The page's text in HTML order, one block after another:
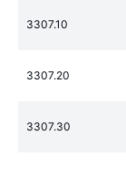
3307.10
3307.20
3307.30